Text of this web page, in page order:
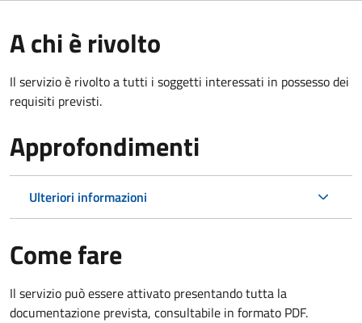
A chi è rivolto
Il servizio è rivolto a tutti i soggetti interessati in possesso dei
requisiti previsti.
Approfondimenti
Ulteriori informazioni
Come fare
Il servizio può essere attivato presentando tutta la
documentazione prevista, consultabile in formato PDF.